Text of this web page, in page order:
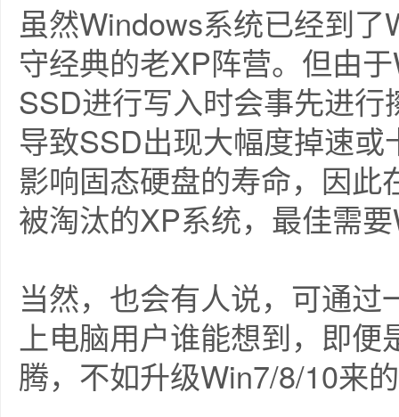
虽然Windows系统已经到
守经典的老XP阵营。但由
SSD进行写入时会事先进
导致SSD出现大幅度掉速
影响固态硬盘的寿命，因
被淘汰的XP系统，最佳需
当然，也会有人说，可通
上电脑用户谁能想到，即
腾，不如升级Win7/8/10来